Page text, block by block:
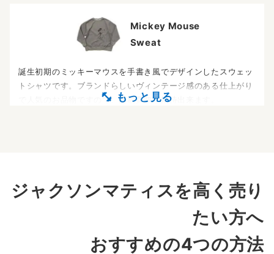
Mickey Mouse
Sweat
誕生初期のミッキーマウスを手書き風でデザインしたスウェッ
トシャツです。ブランドらしいヴィンテージ感のある仕上がり
で人気のお品物ですので、高額買取が期待出来ます。
Sweat
パリの美術館のお土産という設定で製作されたスウェットシャ
ツです。肉厚の裏毛モデルで、保温性も抜群で着回ししやすい
アイテムですので、高額で買取しております。
ジャクソンマティスを高く売り
たい方へ
おすすめの4つの方法